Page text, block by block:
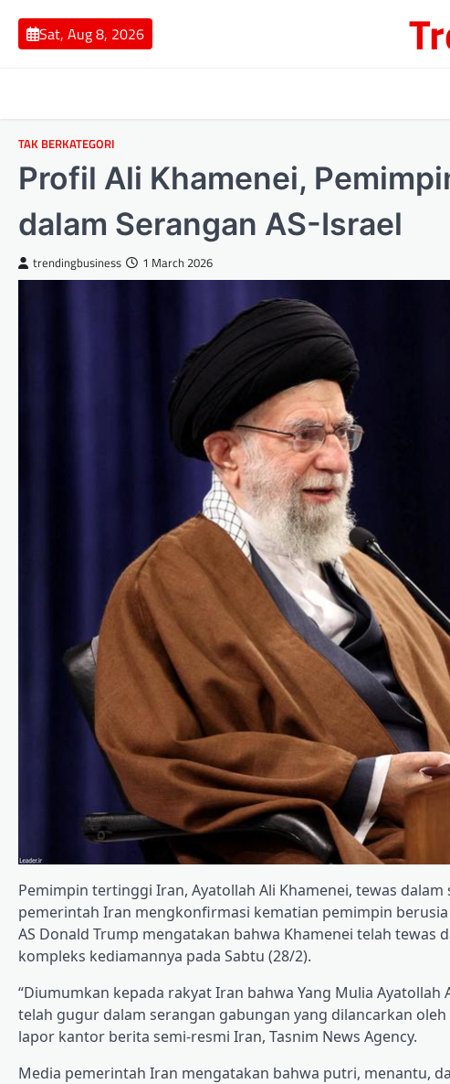
content
Sat, Aug 8, 2026
TAK BERKATEGORI
Profil Ali Khamenei,
dalam Serangan AS-Israel
trendingbusiness 1 March 2026
Pemimpin tertinggi Iran, Ayatollah Ali Khamenei, tewas
pemerintah Iran mengkonfirmasi kematian pemimpin
AS Donald Trump mengatakan bahwa Khamenei telah
kompleks kediamannya pada Sabtu (28/2).
“Diumumkan kepada rakyat Iran bahwa Yang Mulia
telah gugur dalam serangan gabungan yang dilancarkan
lapor kantor berita semi-resmi Iran, Tasnim News Agency.
Media pemerintah Iran mengatakan bahwa putri, menantu,